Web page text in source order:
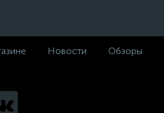
Новости Обзоры